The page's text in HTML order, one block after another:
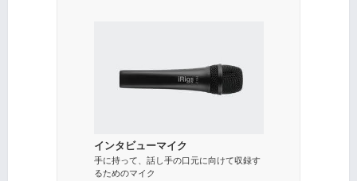
インタビューマイク
手に持って、話し手の口元に向けて収録す
るためのマイク